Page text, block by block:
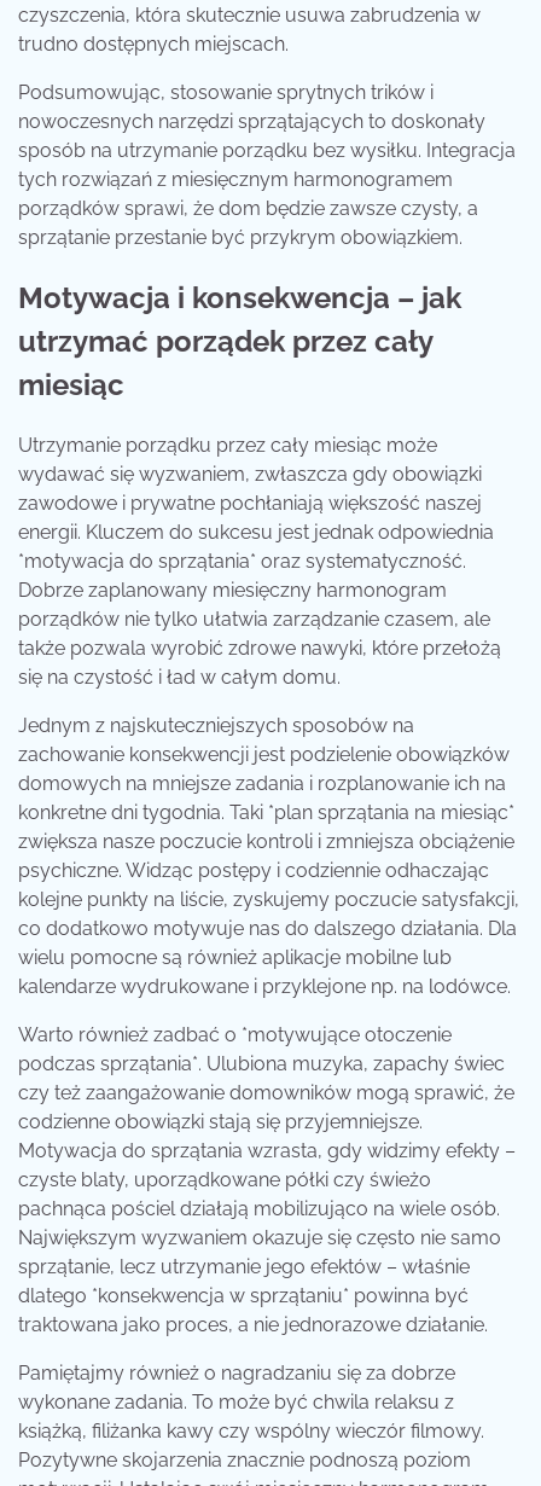
czyszczenia, która skutecznie usuwa zabrudzenia w
trudno dostępnych miejscach.
Podsumowując, stosowanie sprytnych trików i
nowoczesnych narzędzi sprzątających to doskonały
sposób na utrzymanie porządku bez wysiłku. Integracja
tych rozwiązań z miesięcznym harmonogramem
porządków sprawi, że dom będzie zawsze czysty, a
sprzątanie przestanie być przykrym obowiązkiem.
Motywacja i konsekwencja – jak
utrzymać porządek przez cały
miesiąc
Utrzymanie porządku przez cały miesiąc może
wydawać się wyzwaniem, zwłaszcza gdy obowiązki
zawodowe i prywatne pochłaniają większość naszej
energii. Kluczem do sukcesu jest jednak odpowiednia
*motywacja do sprzątania* oraz systematyczność.
Dobrze zaplanowany miesięczny harmonogram
porządków nie tylko ułatwia zarządzanie czasem, ale
także pozwala wyrobić zdrowe nawyki, które przełożą
się na czystość i ład w całym domu.
Jednym z najskuteczniejszych sposobów na
zachowanie konsekwencji jest podzielenie obowiązków
domowych na mniejsze zadania i rozplanowanie ich na
konkretne dni tygodnia. Taki *plan sprzątania na miesiąc*
zwiększa nasze poczucie kontroli i zmniejsza obciążenie
psychiczne. Widząc postępy i codziennie odhaczając
kolejne punkty na liście, zyskujemy poczucie satysfakcji,
co dodatkowo motywuje nas do dalszego działania. Dla
wielu pomocne są również aplikacje mobilne lub
kalendarze wydrukowane i przyklejone np. na lodówce.
Warto również zadbać o *motywujące otoczenie
podczas sprzątania*. Ulubiona muzyka, zapachy świec
czy też zaangażowanie domowników mogą sprawić, że
codzienne obowiązki stają się przyjemniejsze.
Motywacja do sprzątania wzrasta, gdy widzimy efekty –
czyste blaty, uporządkowane półki czy świeżo
pachnąca pościel działają mobilizująco na wiele osób.
Największym wyzwaniem okazuje się często nie samo
sprzątanie, lecz utrzymanie jego efektów – właśnie
dlatego *konsekwencja w sprzątaniu* powinna być
traktowana jako proces, a nie jednorazowe działanie.
Pamiętajmy również o nagradzaniu się za dobrze
wykonane zadania. To może być chwila relaksu z
książką, filiżanka kawy czy wspólny wieczór filmowy.
Pozytywne skojarzenia znacznie podnoszą poziom